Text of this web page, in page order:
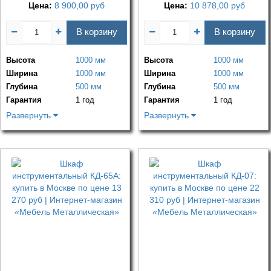
Цена:8 900,00 руб
В корзину
Высота
1000 мм
Ширина
1000 мм
Глубина
500 мм
Гарантия
1 год
Развернуть
Цена: 10 878,00 руб
В корзину
Высота
1000 мм
Ширина
1000 мм
Глубина
500 мм
Гарантия
1 год
Развернуть